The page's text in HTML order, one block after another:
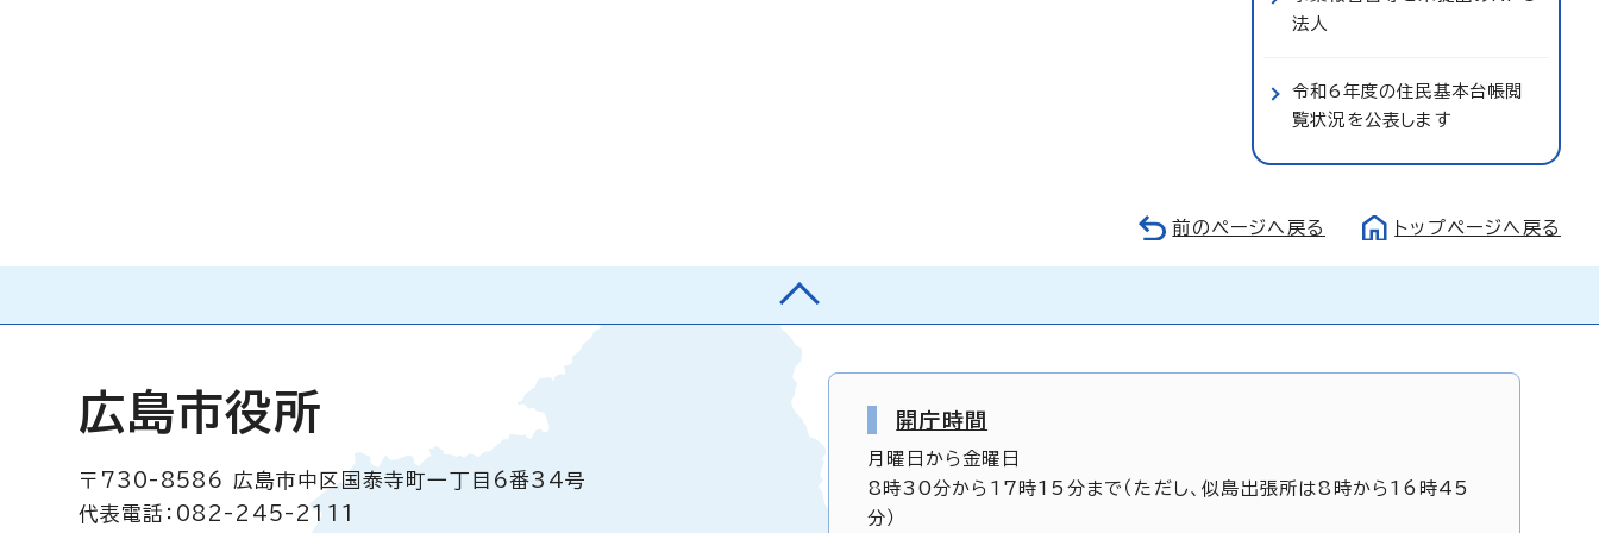
法人
令和6年度の住民基本台帳閲
覧状況を公表します
前のページへ戻る トップページへ戻る
広島市役所
〒730-8586
広島市中区国泰寺町一丁目6番34号
代表電話：082-245-2111
開庁時間
月曜日から金曜日
8時30分から17時15分まで（ただし、似島出張所は8時から16時45
分）